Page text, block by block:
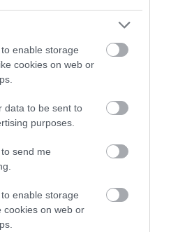
enable storage
cookies on web or
data to be sent to
purposes.
send me
enable storage
cookies on web or
hanem arról, hogy
megvalósítani?”
korábban egy másik cég
CIKKÜNKBEN.